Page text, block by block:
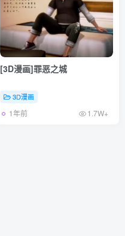
[3D漫画]罪恶之城
3D漫画
1年前 1.7W+